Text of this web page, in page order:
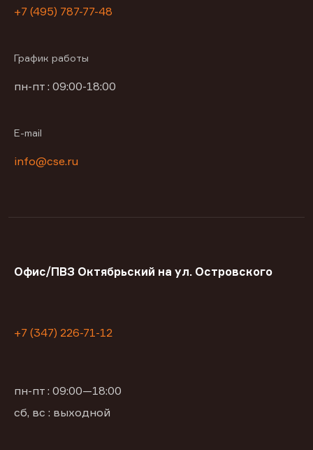
+7 (495) 787-77-48
График работы
пн-пт : 09:00-18:00
E-mail
info@cse.ru
Офис/ПВЗ Октябрьский на ул. Островского
+7 (347) 226-71-12
пн-пт : 09:00—18:00
сб, вс : выходной